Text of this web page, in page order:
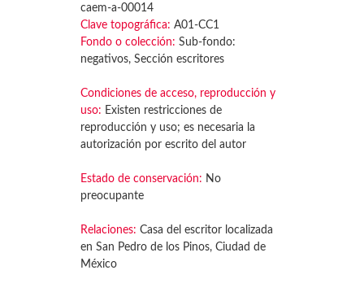
caem-a-00014
Clave topográfica: A01-CC1
Fondo o colección: Sub-fondo:
negativos, Sección escritores
Condiciones de acceso, reproducción y
uso: Existen restricciones de
reproducción y uso; es necesaria la
autorización por escrito del autor
Estado de conservación: No
preocupante
Relaciones: Casa del escritor localizada
en San Pedro de los Pinos, Ciudad de
México